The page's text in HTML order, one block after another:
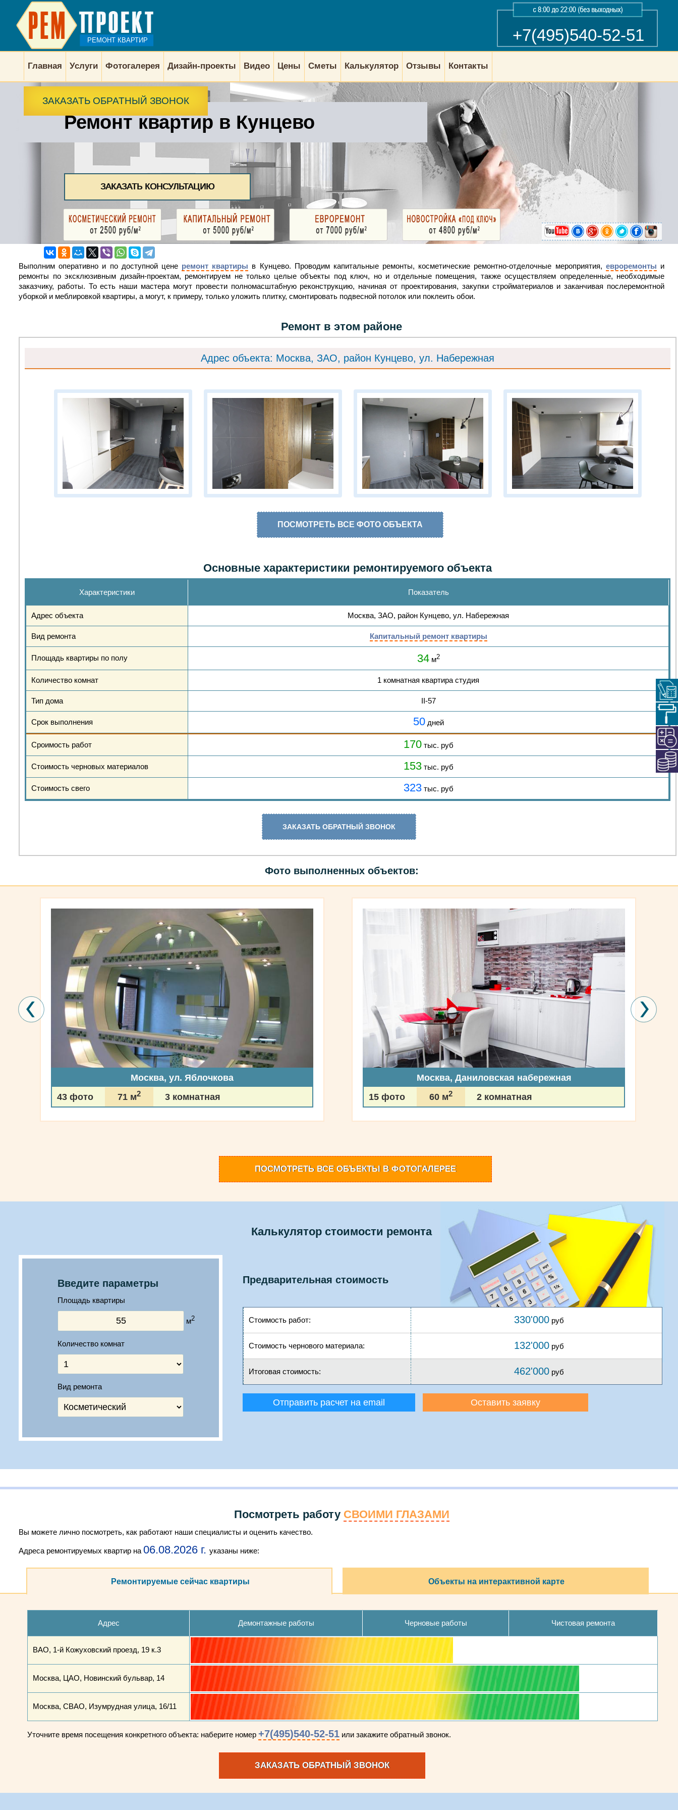
РЕМОНТ КВАРТИР +7(495)540-52-51
Главная Услуги Фотогалерея Дизайн-проекты Видео Цены Сметы Калькулятор Отзывы Контакты
ЗАКАЗАТЬ ОБРАТНЫЙ ЗВОНОК
ЗАКАЗАТЬ КОНСУЛЬТАЦИЮ
Ремонт квартир в Кунцево
Выполним оперативно и по доступной цене ремонт квартиры в Кунцево. Проводим капитальные ремонты, косметические ремонтно-отделочные мероприятия, евроремонты и
ремонты по эксклюзивным дизайн-проектам, ремонтируем не только целые объекты под ключ, но и отдельные помещения, также осуществляем определенные, необходимые
заказчику, работы. То есть наши мастера могут провести полномасштабную реконструкцию, начиная от проектирования, закупки стройматериалов и заканчивая послеремонтной
уборкой и меблировкой квартиры, а могут, к примеру, только уложить плитку, смонтировать подвесной потолок или поклеить обои.
Ремонт в этом районе
Адрес объекта: Москва, ЗАО, район Кунцево, ул. Набережная
ПОСМОТРЕТЬ ВСЕ ФОТО ОБЪЕКТА
Основные характеристики ремонтируемого объекта
Характеристики Показатель
Адрес объекта Москва, ЗАО, район Кунцево, ул. Набережная
Вид ремонта Капитальный ремонт квартиры
Площадь квартиры по полу 34м2
Количество комнат 1 комнатная квартира студия
Тип дома II-57
Срок выполнения 50дней
Сроимость работ 170тыс. руб
Стоимость черновых материалов 153тыс. руб
Стоимость свего 323тыс. руб
ЗАКАЗАТЬ ОБРАТНЫЙ ЗВОНОК
Фото выполненных объектов:
Москва, ул. Яблочкова
43 фото
71 м2 3 комнатная
Москва, Даниловская набережная
15 фото
60 м2 2 комнатная
ПОСМОТРЕТЬ ВСЕ ОБЪЕКТЫ В ФОТОГАЛЕРЕЕ
Калькулятор стоимости ремонта
Введите параметры
Площадь квартиры
м2
Количество комнат
Вид ремонта
Предварительная стоимость
Стоимость работ: 330'000 руб
Стоимость чернового материала: 132'000 руб
Итоговая стоимость: 462'000 руб
Отправить расчет на email Оставить заявку
Посмотреть работу СВОИМИ ГЛАЗАМИ
Вы можете лично посмотреть, как работают наши специалисты и оценить качество.
Адреса ремонтируемых квартир на 06.08.2026 г. указаны ниже:
Ремонтируемые сейчас квартиры Объекты на интерактивной карте
Адрес Демонтажные работы Черновые работы Чистовая ремонта
ВАО, 1-й Кожуховский проезд, 19 к.3
Москва, ЦАО, Новинский бульвар, 14
Москва, СВАО, Изумрудная улица, 16/11
Уточните время посещения конкретного объекта: наберите номер +7(495)540-52-51 или закажите обратный звонок.
ЗАКАЗАТЬ ОБРАТНЫЙ ЗВОНОК